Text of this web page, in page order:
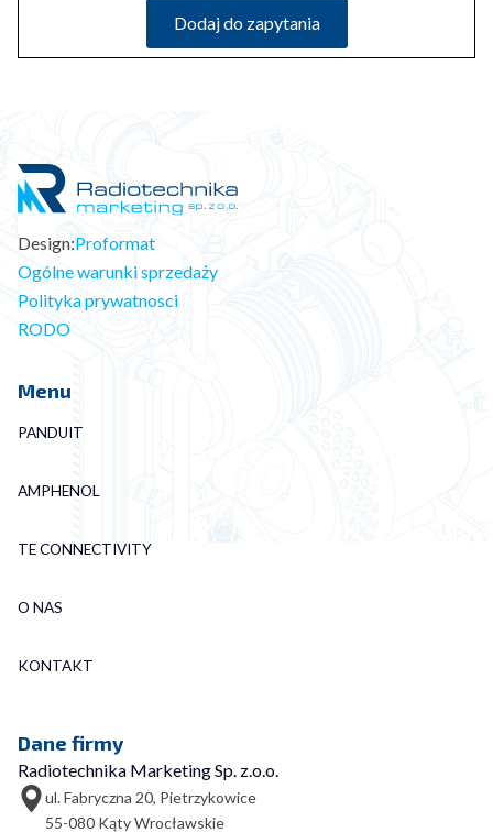
Dodaj do zapytania
Design:Proformat
Ogólne warunki sprzedaży
Polityka prywatnosci
RODO
Menu
PANDUIT
AMPHENOL
TE CONNECTIVITY
O NAS
KONTAKT
Dane firmy
Radiotechnika Marketing Sp. z.o.o.
ul. Fabryczna 20, Pietrzykowice
55-080 Kąty Wrocławskie